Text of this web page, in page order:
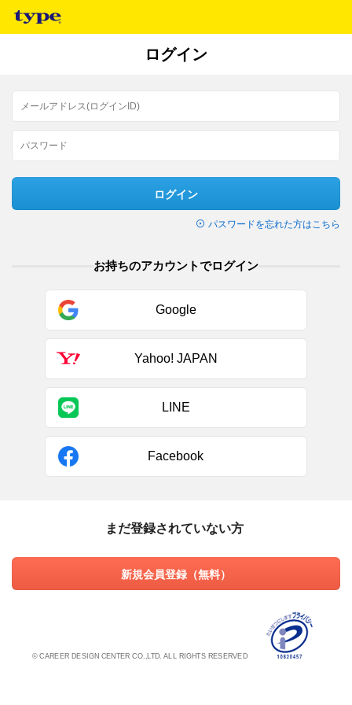
ログイン
ログイン
パスワードを忘れた方はこちら
お持ちのアカウントでログイン
Google
Yahoo! JAPAN
LINE
Facebook
まだ登録されていない方
新規会員登録（無料）
© CAREER DESIGN CENTER CO.,LTD. ALL RIGHTS RESERVED